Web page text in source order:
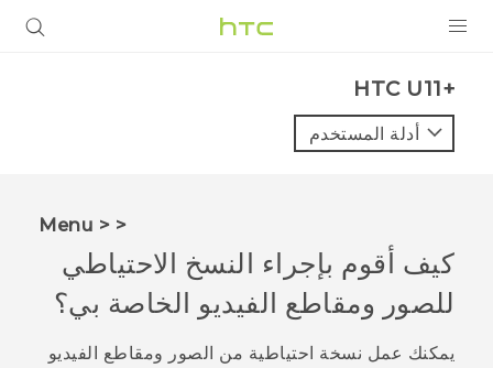
VIVE
VIVERSE
البرامج + التطبيقات
الدعم
HTC U11+‎
أدلة المستخدم
< < Menu
كيف أقوم بإجراء النسخ الاحتياطي
للصور ومقاطع الفيديو الخاصة بي؟
يمكنك عمل نسخة احتياطية من الصور ومقاطع الفيديو